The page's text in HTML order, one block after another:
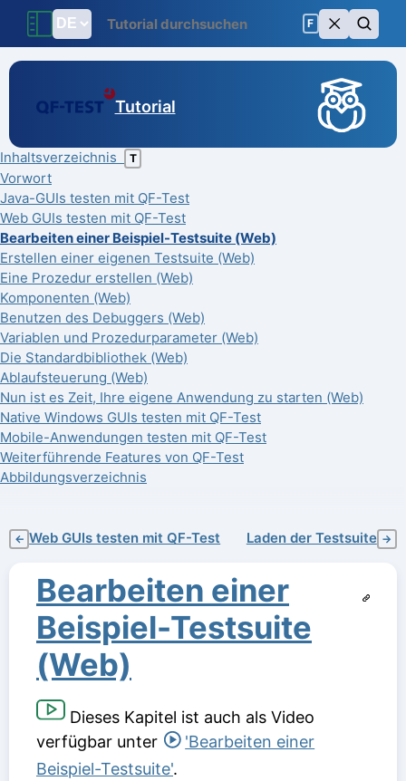
F
Tutorial
Inhaltsverzeichnis T
Vorwort
Java-GUIs testen mit QF-Test
Web GUIs testen mit QF-Test
Bearbeiten einer Beispiel-Testsuite (Web)
Erstellen einer eigenen Testsuite (Web)
Eine Prozedur erstellen (Web)
Komponenten (Web)
Benutzen des Debuggers (Web)
Variablen und Prozedurparameter (Web)
Die Standardbibliothek (Web)
Ablaufsteuerung (Web)
Nun ist es Zeit, Ihre eigene Anwendung zu starten (Web)
Native Windows GUIs testen mit QF-Test
Mobile-Anwendungen testen mit QF-Test
Weiterführende Features von QF-Test
Abbildungsverzeichnis
← Web GUIs testen mit QF-Test Laden der Testsuite →
Bearbeiten einer
Beispiel-Testsuite
(Web)
Dieses Kapitel ist auch als Video
verfügbar unter
'Bearbeiten einer
Beispiel-Testsuite'.